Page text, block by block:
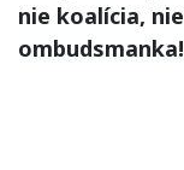
nie koalícia,